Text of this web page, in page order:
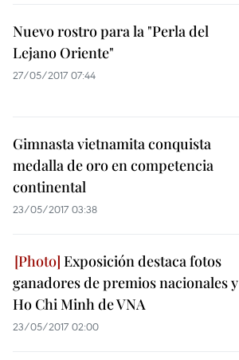
Nuevo rostro para la "Perla del
Lejano Oriente"
27/05/2017 07:44
Gimnasta vietnamita conquista
medalla de oro en competencia
continental
23/05/2017 03:38
Exposición destaca fotos
ganadores de premios nacionales y
Ho Chi Minh de VNA
23/05/2017 02:00